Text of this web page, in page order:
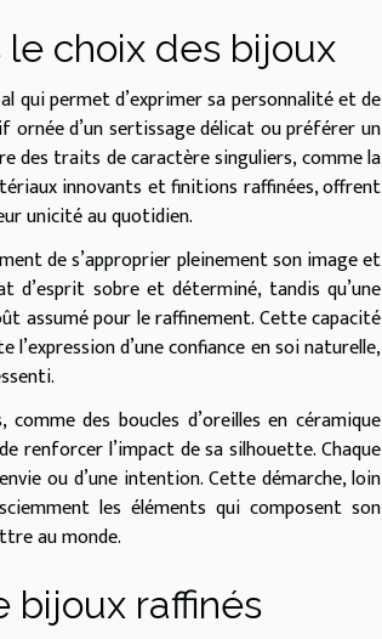
choix des bijoux
qui permet d’exprimer sa personnalité et de
d’un sertissage délicat ou préférer un
des traits de caractère singuliers, comme la
innovants et finitions raffinées, offrent
unicité au quotidien.
de s’approprier pleinement son image et
sobre et déterminé, tandis qu’une
assumé pour le raffinement. Cette capacité
d’une confiance en soi naturelle,
des boucles d’oreilles en céramique
renforcer l’impact de sa silhouette. Chaque
ou d’une intention. Cette démarche, loin
les éléments qui composent son
au monde.
bijoux raffinés